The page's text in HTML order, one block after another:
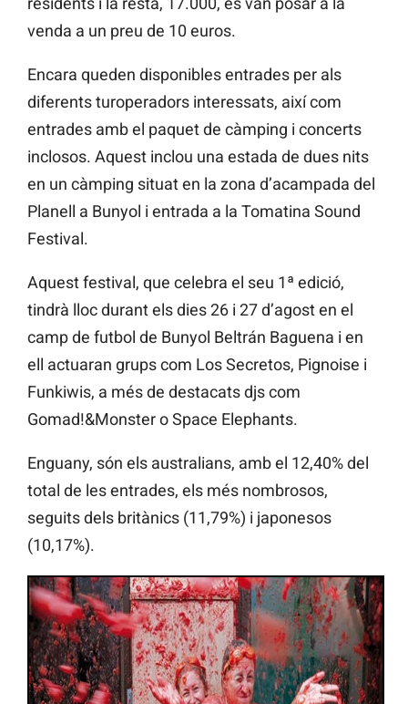
venda a un preu de 10 euros.
Encara queden disponibles entrades per als
diferents turoperadors interessats, així com
entrades amb el paquet de càmping i concerts
inclosos. Aquest inclou una estada de dues nits
en un càmping situat en la zona d’acampada del
Planell a Bunyol i entrada a la Tomatina Sound
Festival.
Aquest festival, que celebra el seu 1ª edició,
tindrà lloc durant els dies 26 i 27 d’agost en el
camp de futbol de Bunyol Beltrán Baguena i en
ell actuaran grups com Los Secretos, Pignoise i
Funkiwis, a més de destacats djs com
Gomad!&Monster o Space Elephants.
Enguany, són els australians, amb el 12,40% del
total de les entrades, els més nombrosos,
seguits dels britànics (11,79%) i japonesos
(10,17%).